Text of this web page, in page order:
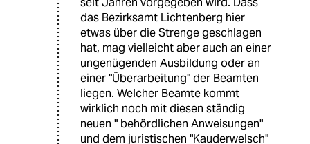
das Bezirksamt Lichtenberg hier
etwas über die Strenge geschlagen
hat, mag vielleicht aber auch an einer
ungenügenden Ausbildung oder an
einer "Überarbeitung" der Beamten
liegen. Welcher Beamte kommt
wirklich noch mit diesen ständig
neuen " behördlichen Anweisungen"
und dem juristischen "Kauderwelsch"